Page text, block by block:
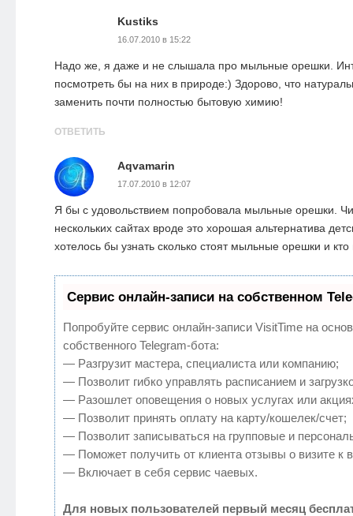
Kustiks
16.07.2010 в 15:22
Надо же, я даже и не слышала про мыльные орешки.
посмотреть бы на них в природе:) Здорово, что
заменить почти полностью бытовую химию!
ОТВЕТИТЬ
Aqvamarin
17.07.2010 в 12:07
Я бы с удовольствием попробовала мыльные орешки.
нескольких сайтах вроде это хорошая альтернатива
хотелось бы узнать сколько стоят мыльные орешки и кто
Сервис онлайн-записи на собственном
Попробуйте сервис онлайн-записи VisitTime на
собственного Telegram-бота:
— Разгрузит мастера, специалиста или компанию;
— Позволит гибко управлять расписанием и
— Разошлет оповещения о новых услугах или
— Позволит принять оплату на карту/кошелек/счет;
— Позволит записываться на групповые и
— Поможет получить от клиента отзывы о визите к
— Включает в себя сервис чаевых.
Для новых пользователей первый месяц